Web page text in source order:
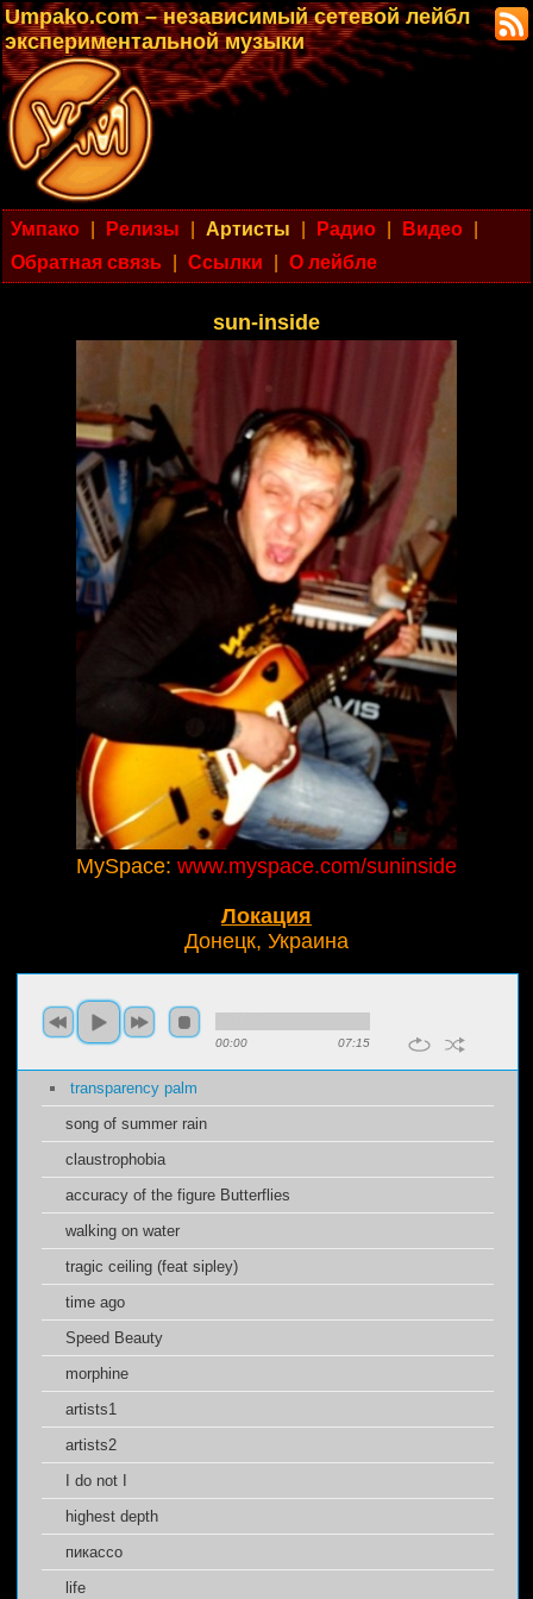
Umpako.com – независимый сетевой лейбл
экспериментальной музыки
Умпако Релизы Артисты Радио Видео
Обратная связь
Ссылки О лейбле
sun-inside
MySpace: www.myspace.com/suninside
Локация
Донецк, Украина
00:00 07:15
transparency palm
song of summer rain
claustrophobia
accuracy of the figure Butterflies
walking on water
tragic ceiling (feat sipley)
time ago
Speed Beauty
morphine
artists1
artists2
I do not I
highest depth
пикассо
life